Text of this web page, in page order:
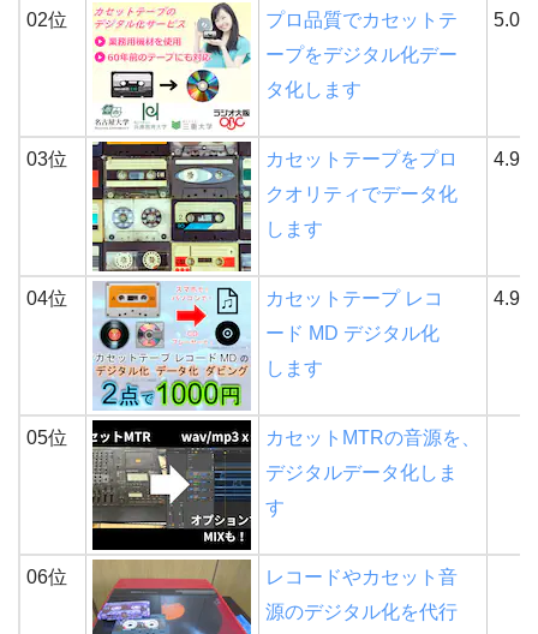
02位
プロ品質でカセットテ
ープをデジタル化デー
タ化します
5.0
03位
カセットテープをプロ
クオリティでデータ化
します
4.9
04位
カセットテープ レコ
ード MD デジタル化
します
4.9
05位
カセットMTRの音源を、
デジタルデータ化しま
す
06位
レコードやカセット音
源のデジタル化を代行